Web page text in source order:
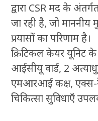
द्वारा CSR मद के
जा रही है, जो माननीय
प्रयासों का परिणाम है।
क्रिटिकल केयर यूनिट
आईसीयू वार्ड, 2
एमआरआई कक्ष, एक्स-
चिकित्सा सुविधाएँ